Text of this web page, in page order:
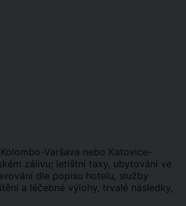
Varšava nebo Katovice-
zálivu; letištní taxy, ubytování ve
dle popisu hotelu, služby
a léčebné výlohy, trvalé následky,